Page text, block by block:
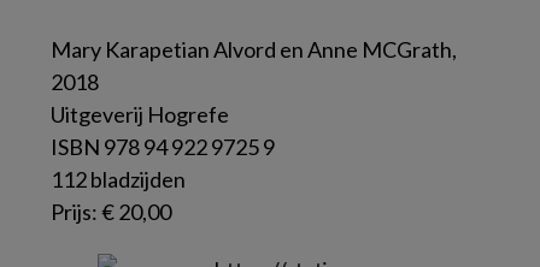
Mary Karapetian Alvord en Anne MCGrath,
2018
Uitgeverij Hogrefe
ISBN 978 94 922 9725 9
112 bladzijden
Prijs: € 20,00